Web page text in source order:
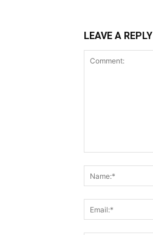
LEAVE A REPLY